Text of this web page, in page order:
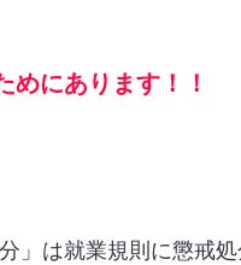
めにあります！！
」は就業規則に懲戒